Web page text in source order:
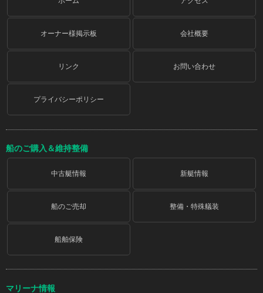
オーナー様掲示板 会社概要
リンク お問い合わせ
プライバシーポリシー
船のご購入＆維持整備
中古艇情報 新艇情報
船のご売却 整備・特殊艤装
船舶保険
マリーナ情報